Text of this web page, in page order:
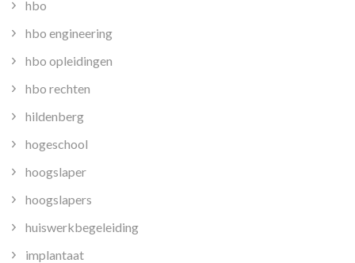
hbo
hbo engineering
hbo opleidingen
hbo rechten
hildenberg
hogeschool
hoogslaper
hoogslapers
huiswerkbegeleiding
implantaat